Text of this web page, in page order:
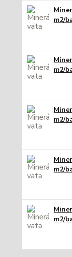
m2/
m2/
m2/
m2/
m2/